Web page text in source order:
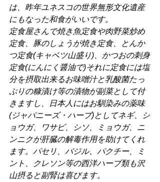
は、昨年ユネスコの世界無形文化遺産
にもなった和食がいいです。
定食屋さんで焼き魚定食や肉野菜炒め
定食、豚のしょうが焼き定食、とんか
つ定食(キャベツ山盛り)、かつおの刺身
定食(にんにく醤油で)それに定食には塩
分を摂取出来るお味噌汁と乳酸菌たっ
ぷりの糠漬け等の漬物が副菜として付
きますし、日本人にはお馴染みの薬味
(ジャパニーズ・ハーブ)としてネギ、シ
ョウガ、ワサビ、シソ、ミョウガ、ニ
ンニクが肝臓の解毒作用を助けてくれ
ます。パセリ、バジル、パクチー、ミ
ント、クレソン等の西洋ハーブ類も沢
山摂ると副腎は喜びます。